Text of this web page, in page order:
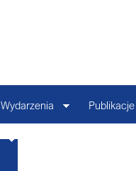
Wydarzenia Publikacje